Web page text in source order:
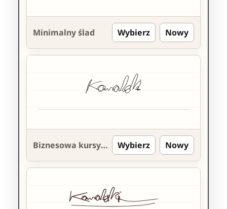
Minimalny ślad Wybierz Nowy
Biznesowa kursywa Wybierz Nowy